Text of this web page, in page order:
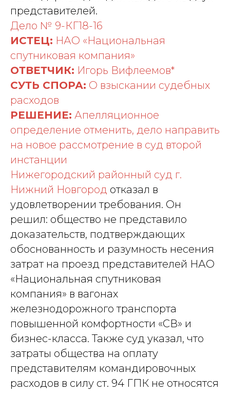
представителей.
Дело № 9-КГ18-16
ИСТЕЦ: НАО «Национальная
спутниковая компания»
ОТВЕТЧИК: Игорь Вифлеемов*
СУТЬ СПОРА: О взыскании судебных
расходов
РЕШЕНИЕ: Апелляционное
определение отменить, дело направить
на новое рассмотрение в суд второй
инстанции
Нижегородский районный суд г.
Нижний Новгород отказал в
удовлетворении требования. Он
решил: общество не представило
доказательств, подтверждающих
обоснованность и разумность несения
затрат на проезд представителей НАО
«Национальная спутниковая
компания» в вагонах
железнодорожного транспорта
повышенной комфортности «СВ» и
бизнес-класса. Также суд указал, что
затраты общества на оплату
представителям командировочных
расходов в силу ст. 94 ГПК не относятся